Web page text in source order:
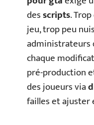
desscripts.
jeu, trop peu
administrateurs
chaque
pré-production
des joueurs via
failles et ajuster